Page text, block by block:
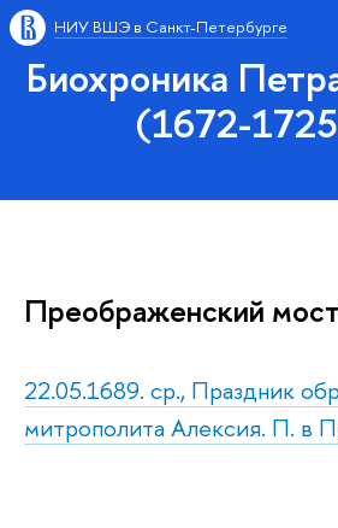
НИУ ВШЭ в Санкт-Петербурге
Биохроника
(1672-
Преображенский
22.05.1689. ср., Праздник
митрополита Алексия. П. в